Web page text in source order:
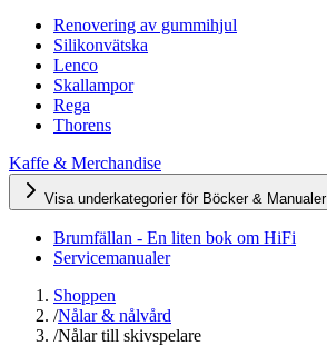
Renovering av gummihjul
Silikonvätska
Lenco
Skallampor
Rega
Thorens
Kaffe & Merchandise
Visa underkategorier för Böcker & Manualer
Brumfällan - En liten bok om HiFi
Servicemanualer
Shoppen
/Nålar & nålvård
/Nålar till skivspelare